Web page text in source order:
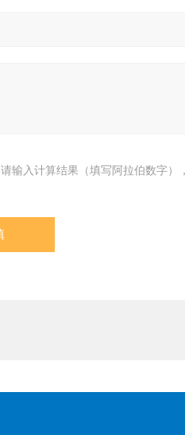
请输入计算结果（填写阿拉伯数字）